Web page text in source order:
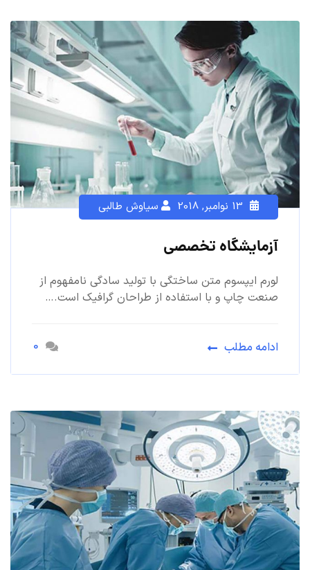
سیاوش طالبی
آزمایشگاه تخصصی
لورم ایپسوم متن ساختگی با تولید سادگی نامفهوم از
صنعت چاپ و با استفاده از طراحان گرافیک است.…
ادامه مطلب 0